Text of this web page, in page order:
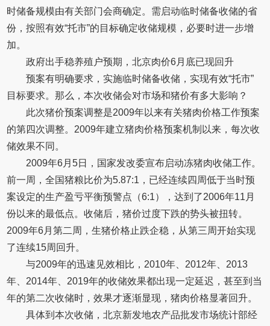
时储备规模由有关部门会商确定。需启动临时储备收储的省
份，按照有效“托市”的目标确定收储规模，必要时进一步增
加。
政府出手稳养殖户预期，北京肉价6月底已现回升
预案有明确要求，实施临时储备收储，实现有效“托市”
目标要求。那么，本次收储会对市场和猪价有多大影响？
此次猪价预案调整是2009年以来有关猪肉价格工作预案
的第四次调整。2009年建立猪肉价格预案机制以来，每次收
储效果不同。
2009年6月5日，国家发改委宣布启动冻猪肉收储工作。
前一周，全国猪粮比价为5.87:1，已经连续四周低于当时预
案设定的生产盈亏平衡预警点（6:1），达到了2006年11月
份以来的最低点。收储后，猪价过度下跌的势头被扭转。
2009年6月第二周，生猪价格止跌企稳，从第三周开始实现
了连续15周回升。
与2009年的迅速见效相比，2010年、2012年、2013
年、2014年、2019年的收储效果都出现一定延迟，甚至到当
年的第二次收储时，效果才逐渐显现，猪肉价格显著回升。
具体到本次收储，北京新发地农产品批发市场统计部经